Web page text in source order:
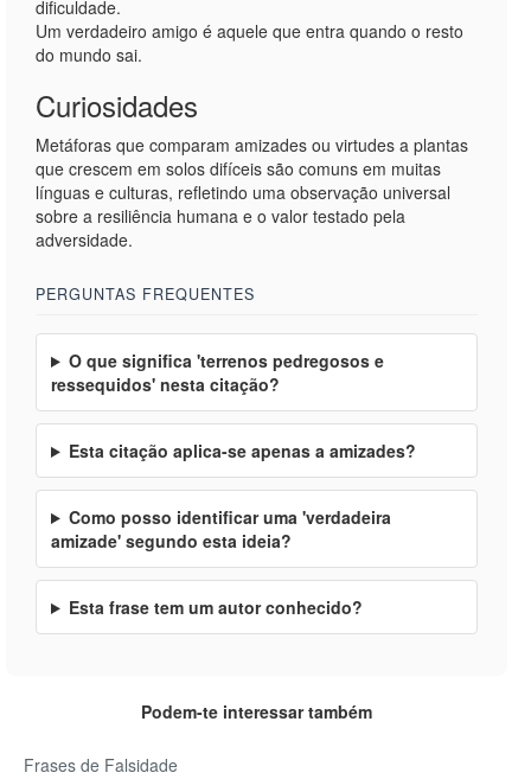
dificuldade.
Um verdadeiro amigo é aquele que entra quando o resto
do mundo sai.
Curiosidades
Metáforas que comparam amizades ou virtudes a plantas
que crescem em solos difíceis são comuns em muitas
línguas e culturas, refletindo uma observação universal
sobre a resiliência humana e o valor testado pela
adversidade.
PERGUNTAS FREQUENTES
O que significa 'terrenos pedregosos e
ressequidos' nesta citação?
Esta citação aplica-se apenas a amizades?
Como posso identificar uma 'verdadeira
amizade' segundo esta ideia?
Esta frase tem um autor conhecido?
Podem-te interessar também
Frases de Falsidade